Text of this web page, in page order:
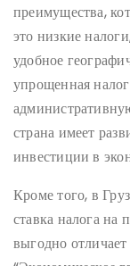
преимущества,
это низкие
удобное
упрощенная
страна имеет
инвестиции в
Кроме того, в
ставка налога на
выгодно